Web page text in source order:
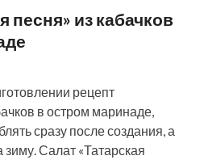
песня» из кабачков
рецепт
в остром маринаде,
сразу после создания, а
зиму. Салат «Татарская